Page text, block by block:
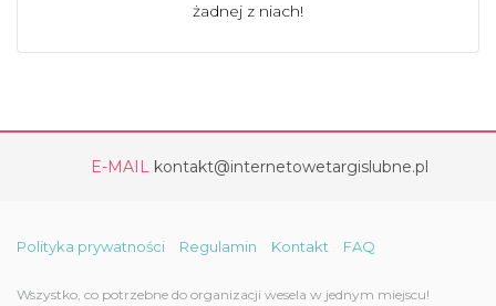
żadnej z niach!
E-MAIL kontakt@internetowetargislubne.pl
Polityka prywatności Regulamin Kontakt FAQ
Wszystko, co potrzebne do organizacji wesela w jednym miejscu!